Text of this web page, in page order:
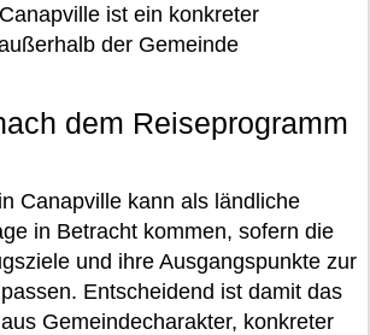
ist ein konkreter
der Gemeinde
dem Reiseprogramm
Canapville kann als ländliche
in Betracht kommen, sofern die
und ihre Ausgangspunkte zur
Entscheidend ist damit das
Gemeindecharakter, konkreter